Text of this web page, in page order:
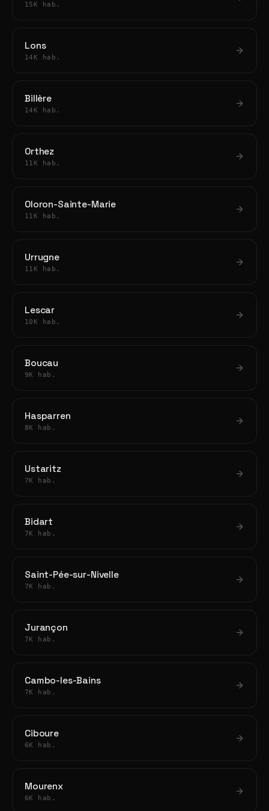
15K hab.
Lons
14K hab.
Billère
14K hab.
Orthez
11K hab.
Oloron-Sainte-Marie
11K hab.
Urrugne
11K hab.
Lescar
10K hab.
Boucau
9K hab.
Hasparren
8K hab.
Ustaritz
7K hab.
Bidart
7K hab.
Saint-Pée-sur-Nivelle
7K hab.
Jurançon
7K hab.
Cambo-les-Bains
7K hab.
Ciboure
6K hab.
Mourenx
6K hab.